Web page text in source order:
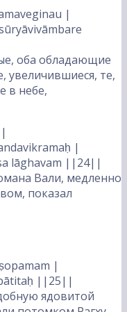
|
оба обладающие
увеличившиеся, те,
в небе,
|
lāghavam ||24||
Вали, медленно
показал
|
pātitaḥ ||25||
ядовитой